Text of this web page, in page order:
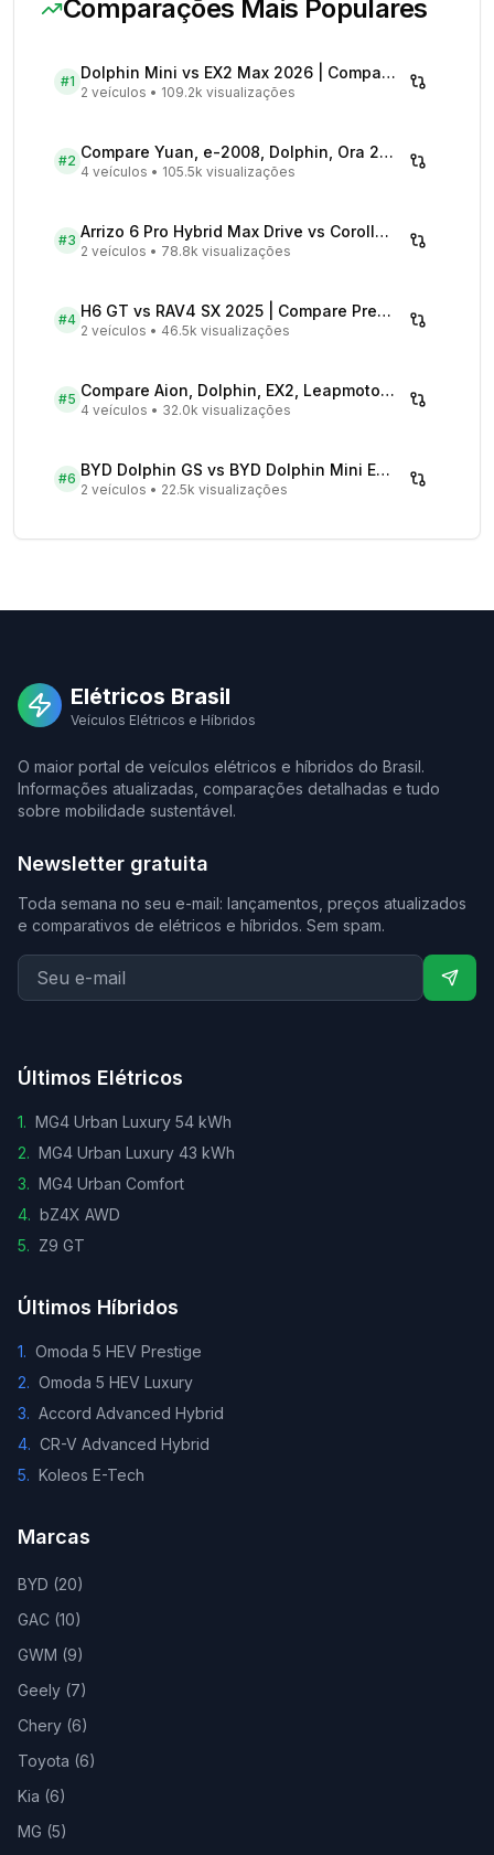
Comparações Mais Populares
#1 Dolphin Mini vs EX2 Max 2026 | Compare Preços
2 veículos • 109.2k visualizações
#2 Compare Yuan, e-2008, Dolphin, Ora 2026 | Veículos Elétricos
4 veículos • 105.5k visualizações
#3 Arrizo 6 Pro Hybrid Max Drive vs Corolla Cross XRX Hybrid - Comparativo Completo
2 veículos • 78.8k visualizações
#4 H6 GT vs RAV4 SX 2025 | Compare Preços
2 veículos • 46.5k visualizações
#5 Compare Aion, Dolphin, EX2, Leapmotor 2026 | Veículos Elétricos
4 veículos • 32.0k visualizações
#6 BYD Dolphin GS vs BYD Dolphin Mini EV - Comparativo Completo
2 veículos • 22.5k visualizações
Elétricos Brasil
Veículos Elétricos e Híbridos
O maior portal de veículos elétricos e híbridos do Brasil.
Informações atualizadas, comparações detalhadas e tudo
sobre mobilidade sustentável.
Newsletter gratuita
Toda semana no seu e-mail: lançamentos, preços atualizados
e comparativos de elétricos e híbridos. Sem spam.
Últimos Elétricos
1. MG4 Urban Luxury 54 kWh
2. MG4 Urban Luxury 43 kWh
3. MG4 Urban Comfort
4. bZ4X AWD
5. Z9 GT
Últimos Híbridos
1. Omoda 5 HEV Prestige
2. Omoda 5 HEV Luxury
3. Accord Advanced Hybrid
4. CR-V Advanced Hybrid
5. Koleos E-Tech
Marcas
BYD (20)
GAC (10)
GWM (9)
Geely (7)
Chery (6)
Toyota (6)
Kia (6)
MG (5)